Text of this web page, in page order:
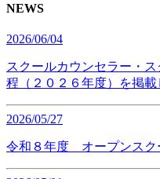
NEWS
2026/06/04
スクールカウンセラー・
程（２０２６年度）を掲載
2026/05/27
令和８年度 オープンスク